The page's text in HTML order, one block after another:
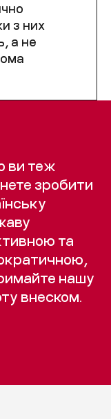
з них
а не
ви теж
зробити
та
нашу
внеском.